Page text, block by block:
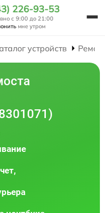
226-93-53
с 9:00 до 21:00
мне утром
устройств